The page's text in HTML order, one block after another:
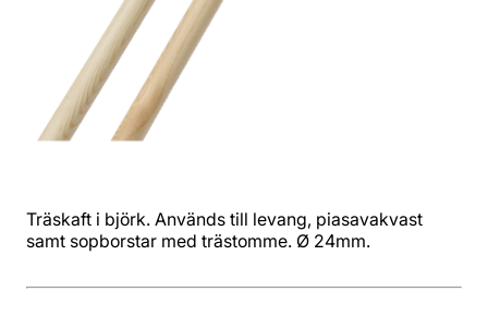
Träskaft i björk. Används till levang, piasavakvast
samt sopborstar med trästomme. Ø 24mm.